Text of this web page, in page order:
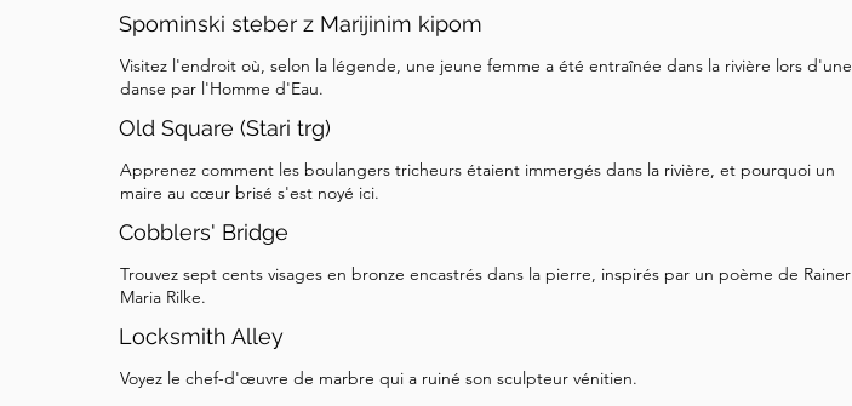
Spominski steber z Marijinim kipom
Visitez l'endroit où, selon la légende, une jeune femme a été entraînée dans la rivière lors d'une
danse par l'Homme d'Eau.
Old Square (Stari trg)
Apprenez comment les boulangers tricheurs étaient immergés dans la rivière, et pourquoi un
maire au cœur brisé s'est noyé ici.
Cobblers' Bridge
Trouvez sept cents visages en bronze encastrés dans la pierre, inspirés par un poème de Rainer
Maria Rilke.
Locksmith Alley
Voyez le chef-d'œuvre de marbre qui a ruiné son sculpteur vénitien.